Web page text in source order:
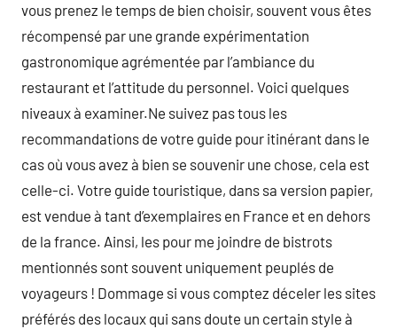
vous prenez le temps de bien choisir, souvent vous êtes
récompensé par une grande expérimentation
gastronomique agrémentée par l’ambiance du
restaurant et l’attitude du personnel. Voici quelques
niveaux à examiner.Ne suivez pas tous les
recommandations de votre guide pour itinérant dans le
cas où vous avez à bien se souvenir une chose, cela est
celle-ci. Votre guide touristique, dans sa version papier,
est vendue à tant d’exemplaires en France et en dehors
de la france. Ainsi, les pour me joindre de bistrots
mentionnés sont souvent uniquement peuplés de
voyageurs ! Dommage si vous comptez déceler les sites
préférés des locaux qui sans doute un certain style à